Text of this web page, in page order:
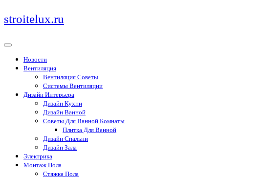
Перейти
к
stroitelux.ru
Новости
Вентиляция
Вентиляция Советы
Системы Вентиляции
Дизайн Интерьера
Дизайн Кухни
Дизайн Ванной
Советы Для Ванной Комнаты
Плитка Для Ванной
Дизайн Спальни
Дизайн Зала
Электрика
Монтаж Пола
Стяжка Пола